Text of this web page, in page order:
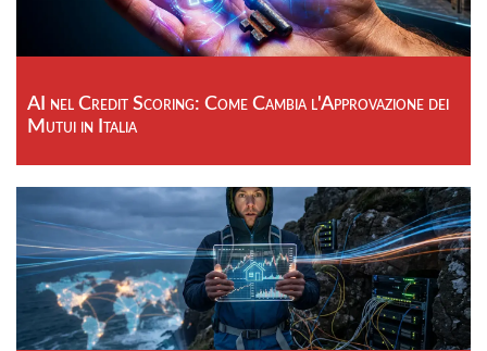
AI nel Credit Scoring: Come Cambia l'Approvazione dei
Mutui in Italia